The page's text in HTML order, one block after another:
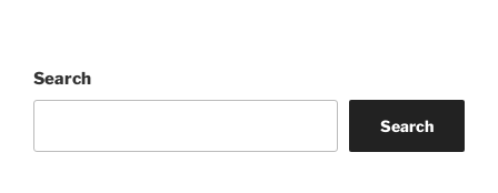
Search
Search